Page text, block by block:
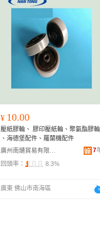
¥ 10.00
壓紙膠輪、 膠印壓紙輪、聚氨酯膠輪
、海德堡配件、羅蘭機配件
廣州南熥貿易有限公司
7
回頭率：
8.3%
廣東 佛山市南海區